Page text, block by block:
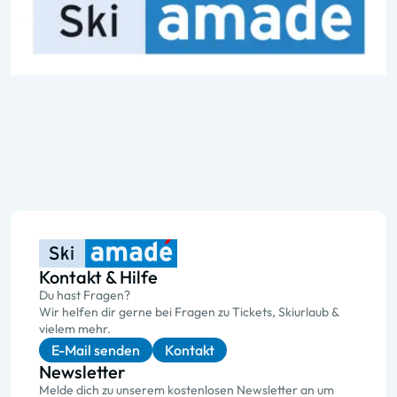
Kontakt & Hilfe
Du hast Fragen?
Wir helfen dir gerne bei Fragen zu Tickets, Skiurlaub &
vielem mehr.
E-Mail senden Kontakt
Newsletter
Melde dich zu unserem kostenlosen Newsletter an um